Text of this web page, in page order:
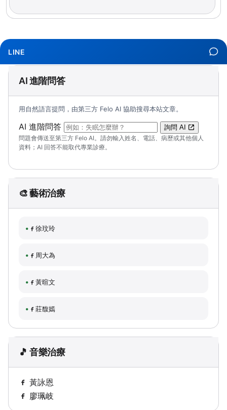
LINE
AI 進階問答
用自然語言提問，由第三方 Felo AI 協助搜尋本站文章。
AI 進階問答 （可輸入自然語言問題；送出後會開啟 Felo
詢問 AI
問題會傳送至第三方 Felo AI。請勿輸入姓名、電話、病歷或其他個人
資料；AI 回答不能取代專業診療。
🎨 藝術治療
徐玟玲
周大為
黃暄文
莊馥嫣
🎵 音樂治療
黃詠恩
廖珮岐